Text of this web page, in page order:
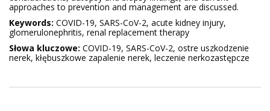
approaches to prevention and management are discussed.
Keywords: COVID-19, SARS-CoV-2, acute kidney injury,
glomerulonephritis, renal replacement therapy
Słowa kluczowe: COVID-19, SARS-CoV-2, ostre uszkodzenie
nerek, kłębuszkowe zapalenie nerek, leczenie nerkozastępcze